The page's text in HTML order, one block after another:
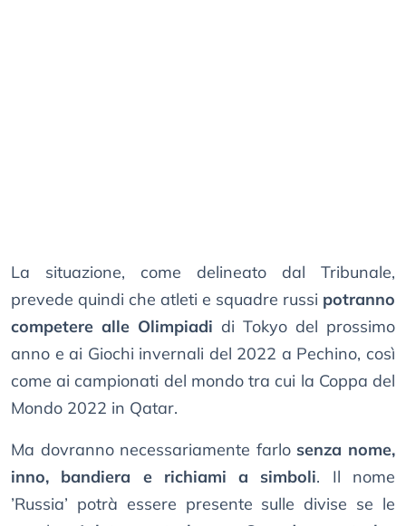
La situazione, come delineato dal Tribunale,
prevede quindi che atleti e squadre russi potranno
competere alle Olimpiadi di Tokyo del prossimo
anno e ai Giochi invernali del 2022 a Pechino, così
come ai campionati del mondo tra cui la Coppa del
Mondo 2022 in Qatar.
Ma dovranno necessariamente farlo senza nome,
inno, bandiera e richiami a simboli. Il nome
’Russia’ potrà essere presente sulle divise se le